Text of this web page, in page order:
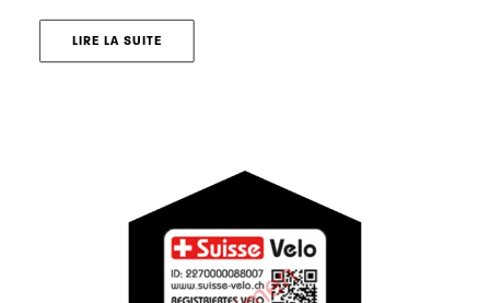
LIRE LA SUITE